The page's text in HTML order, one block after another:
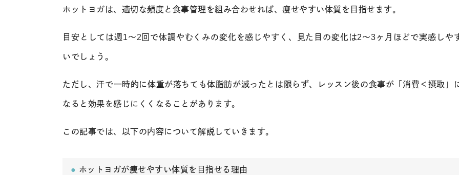
ホットヨガは、適切な頻度と食事管理を組み合わせれば、瘦せやすい体質を目指せます。
目安としては週1〜2回で体調やむくみの変化を感じやすく、見た目の変化は2〜3ヶ月ほどで実感しや
いでしょう。
ただし、汗で一時的に体重が落ちても体脂肪が減ったとは限らず、レッスン後の食事が「消費＜摂取」
なると効果を感じにくくなることがあります。
この記事では、以下の内容について解説していきます。
ホットヨガが痩せやすい体質を目指せる理由